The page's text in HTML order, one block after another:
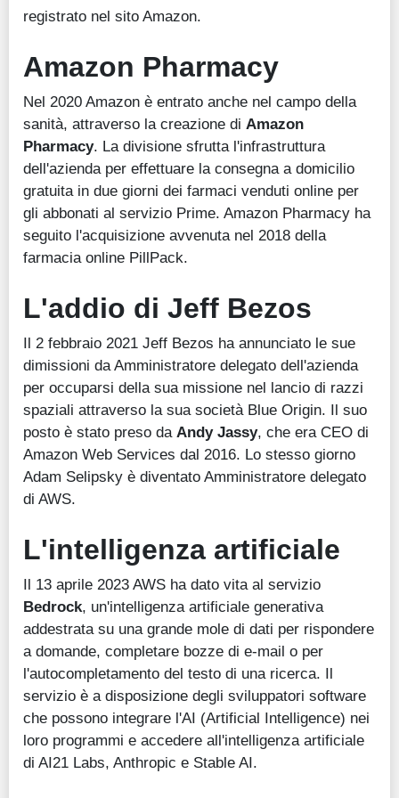
registrato nel sito Amazon.
Amazon Pharmacy
Nel 2020 Amazon è entrato anche nel campo della
sanità, attraverso la creazione di Amazon
Pharmacy. La divisione sfrutta l'infrastruttura
dell'azienda per effettuare la consegna a domicilio
gratuita in due giorni dei farmaci venduti online per
gli abbonati al servizio Prime. Amazon Pharmacy ha
seguito l'acquisizione avvenuta nel 2018 della
farmacia online PillPack.
L'addio di Jeff Bezos
Il 2 febbraio 2021 Jeff Bezos ha annunciato le sue
dimissioni da Amministratore delegato dell'azienda
per occuparsi della sua missione nel lancio di razzi
spaziali attraverso la sua società Blue Origin. Il suo
posto è stato preso da Andy Jassy, che era CEO di
Amazon Web Services dal 2016. Lo stesso giorno
Adam Selipsky è diventato Amministratore delegato
di AWS.
L'intelligenza artificiale
Il 13 aprile 2023 AWS ha dato vita al servizio
Bedrock, un'intelligenza artificiale generativa
addestrata su una grande mole di dati per rispondere
a domande, completare bozze di e-mail o per
l'autocompletamento del testo di una ricerca. Il
servizio è a disposizione degli sviluppatori software
che possono integrare l'AI (Artificial Intelligence) nei
loro programmi e accedere all'intelligenza artificiale
di AI21 Labs, Anthropic e Stable AI.